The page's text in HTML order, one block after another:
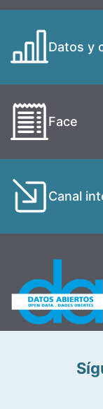
Datos y
Face
Canal